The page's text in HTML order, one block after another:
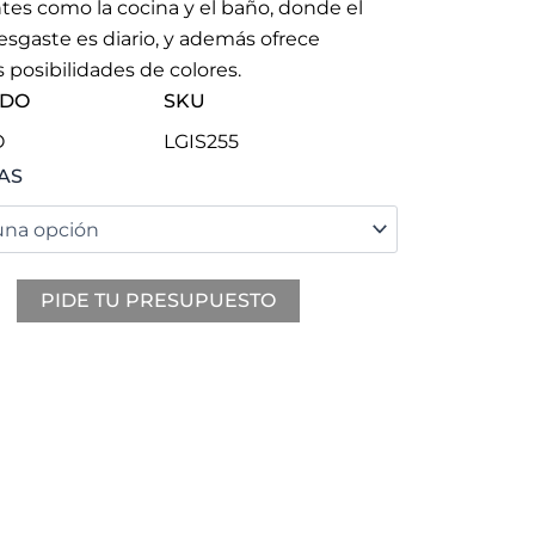
como la cocina y el baño, donde el
es diario, y además ofrece
posibilidades de colores.
SKU
LGIS255
PIDE TU PRESUPUESTO